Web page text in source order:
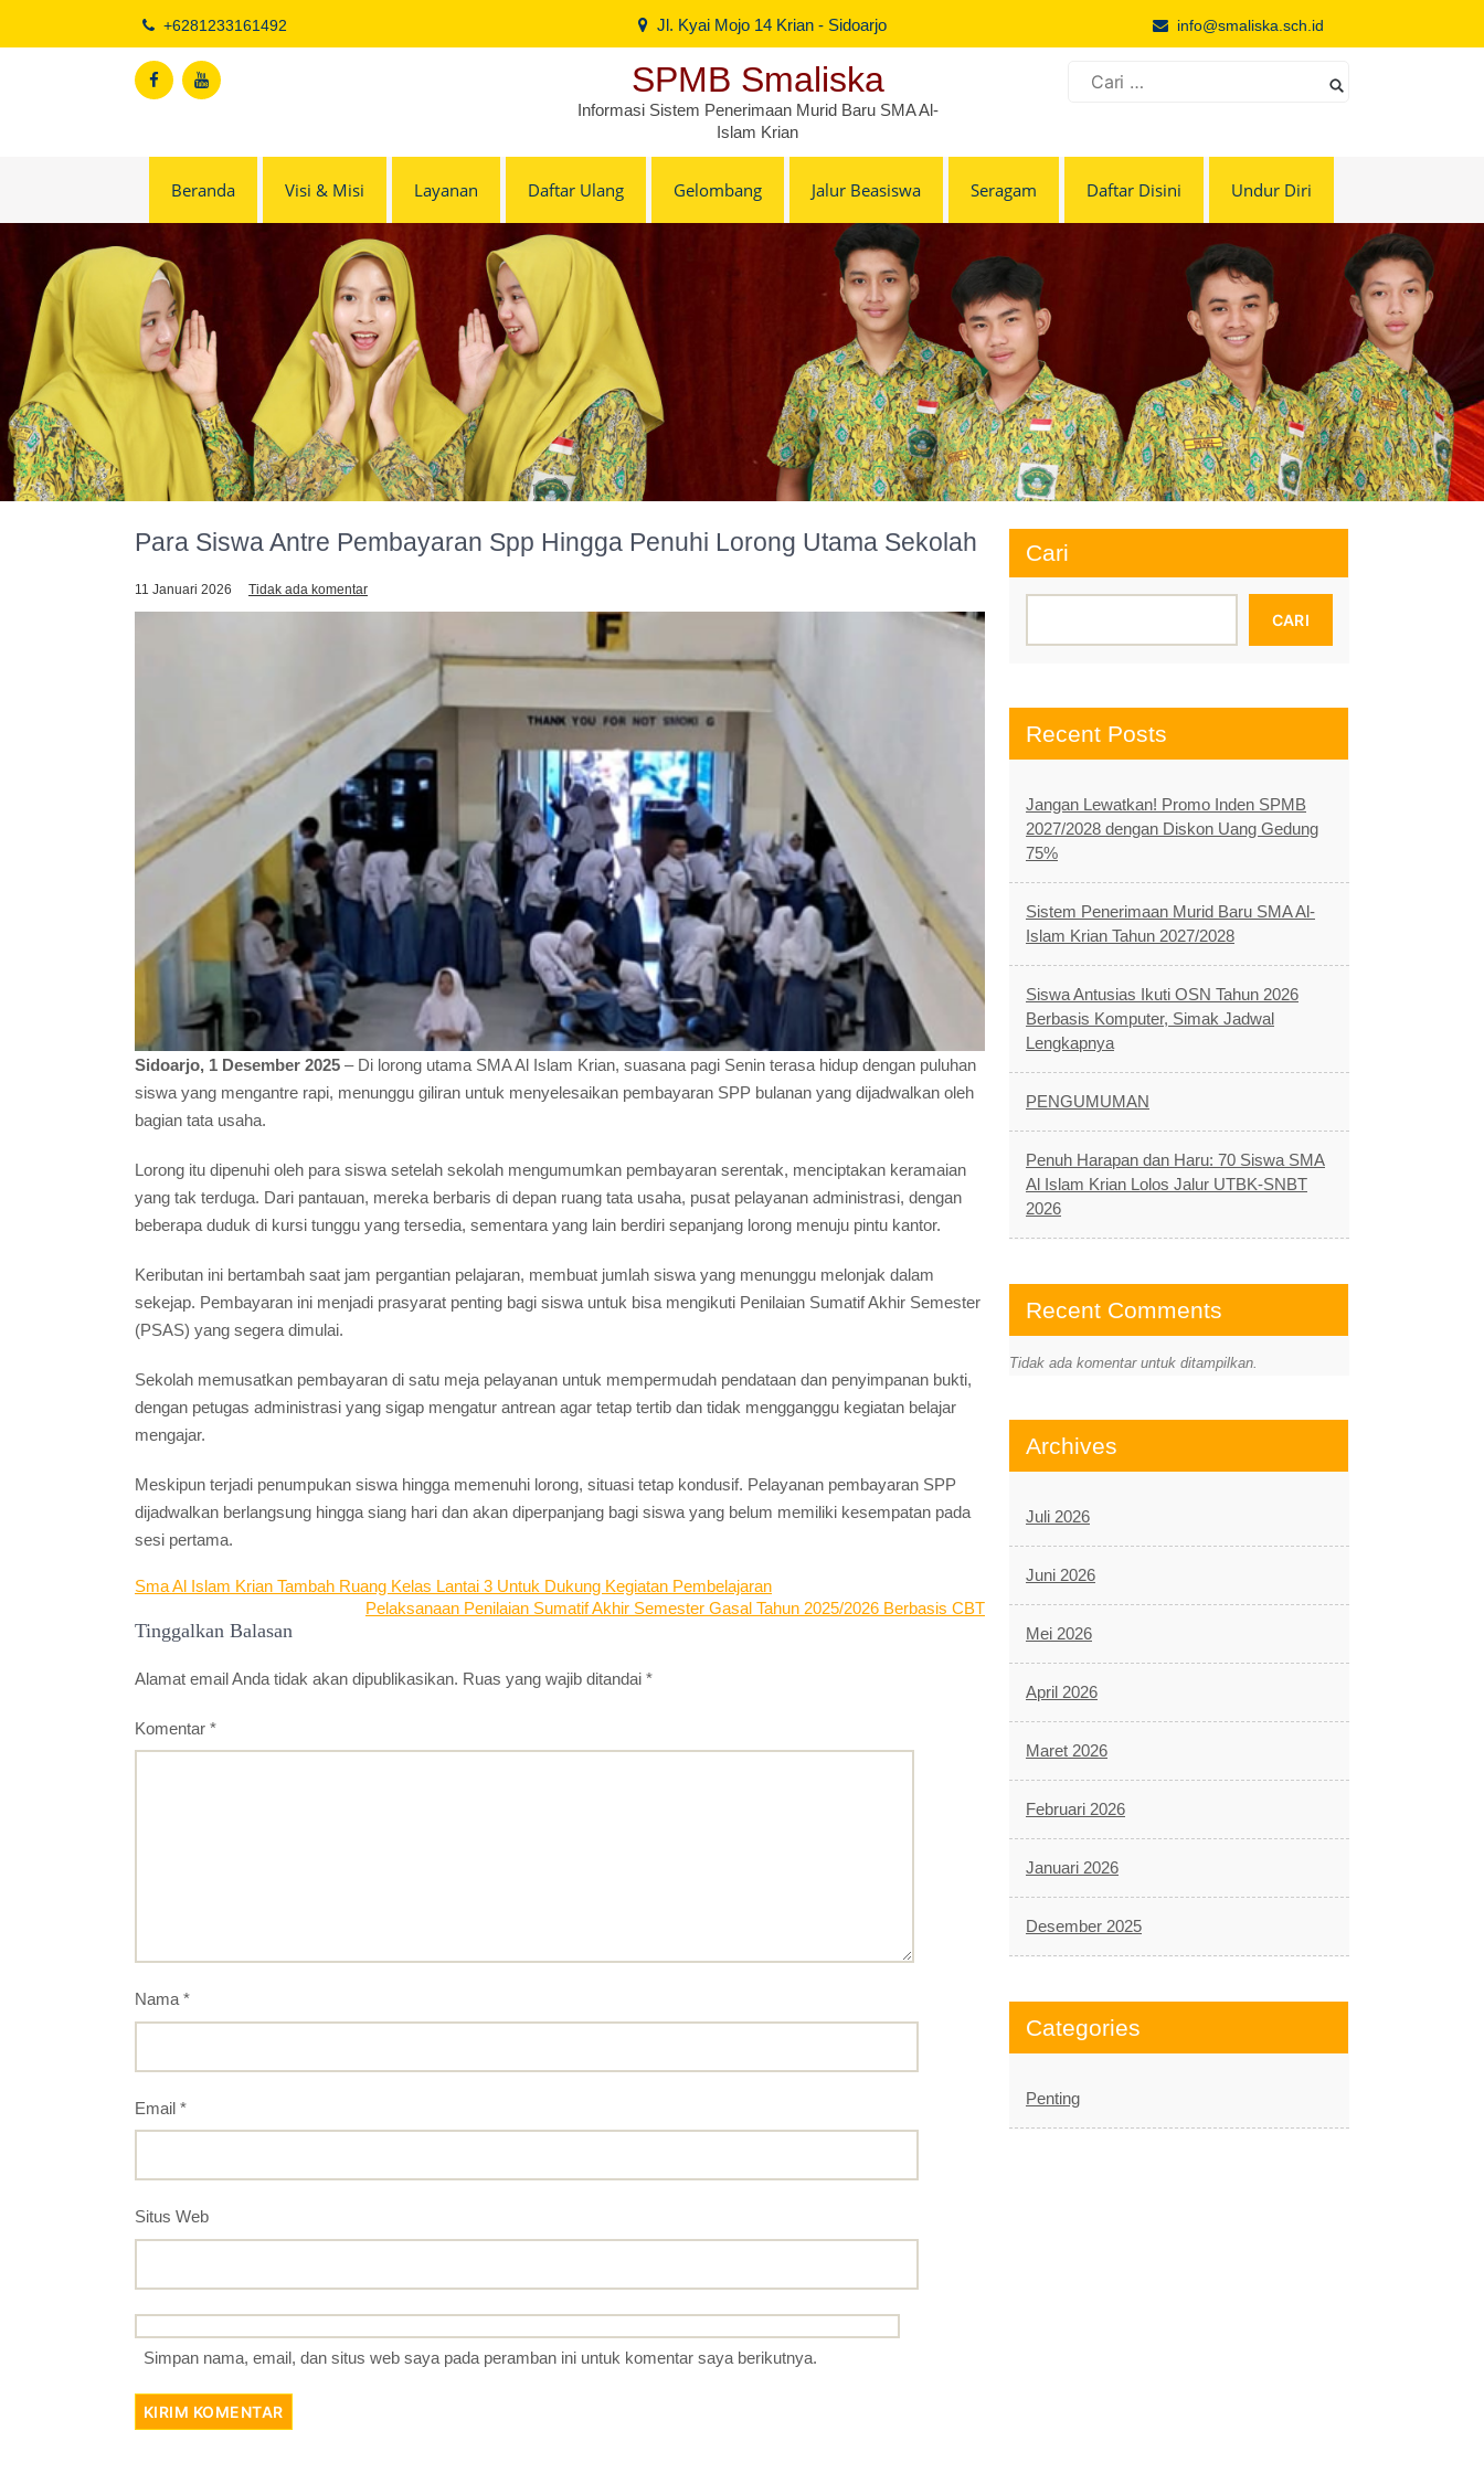
content
+6281233161492 Jl. Kyai Mojo 14 Krian - Sidoarjo info@smaliska.sch.id
SPMB Smaliska
Informasi Sistem Penerimaan Murid Baru SMA Al-
Islam Krian
Beranda Visi & Misi Layanan Daftar Ulang Gelombang Jalur Beasiswa Seragam Daftar Disini Undur Diri
Para Siswa Antre Pembayaran Spp Hingga Penuhi Lorong Utama Sekolah
11 Januari 2026 Tidak ada komentar
Sidoarjo, 1 Desember 2025 – Di lorong utama SMA Al Islam Krian, suasana pagi Senin terasa hidup dengan puluhan
siswa yang mengantre rapi, menunggu giliran untuk menyelesaikan pembayaran SPP bulanan yang dijadwalkan oleh
bagian tata usaha.
Lorong itu dipenuhi oleh para siswa setelah sekolah mengumumkan pembayaran serentak, menciptakan keramaian
yang tak terduga. Dari pantauan, mereka berbaris di depan ruang tata usaha, pusat pelayanan administrasi, dengan
beberapa duduk di kursi tunggu yang tersedia, sementara yang lain berdiri sepanjang lorong menuju pintu kantor.
Keributan ini bertambah saat jam pergantian pelajaran, membuat jumlah siswa yang menunggu melonjak dalam
sekejap. Pembayaran ini menjadi prasyarat penting bagi siswa untuk bisa mengikuti Penilaian Sumatif Akhir Semester
(PSAS) yang segera dimulai.
Sekolah memusatkan pembayaran di satu meja pelayanan untuk mempermudah pendataan dan penyimpanan bukti,
dengan petugas administrasi yang sigap mengatur antrean agar tetap tertib dan tidak mengganggu kegiatan belajar
mengajar.
Meskipun terjadi penumpukan siswa hingga memenuhi lorong, situasi tetap kondusif. Pelayanan pembayaran SPP
dijadwalkan berlangsung hingga siang hari dan akan diperpanjang bagi siswa yang belum memiliki kesempatan pada
sesi pertama.
Navigasi
pos
Sma Al Islam Krian Tambah Ruang Kelas Lantai 3 Untuk Dukung Kegiatan Pembelajaran
Pelaksanaan Penilaian Sumatif Akhir Semester Gasal Tahun 2025/2026 Berbasis CBT
Tinggalkan Balasan
Alamat email Anda tidak akan dipublikasikan. Ruas yang wajib ditandai *
Komentar *
Nama *
Email *
Situs Web
Simpan nama, email, dan situs web saya pada peramban ini untuk komentar saya berikutnya.
Cari
CARI
Recent Posts
Jangan Lewatkan! Promo Inden SPMB
2027/2028 dengan Diskon Uang Gedung
75%
Sistem Penerimaan Murid Baru SMA Al-
Islam Krian Tahun 2027/2028
Siswa Antusias Ikuti OSN Tahun 2026
Berbasis Komputer, Simak Jadwal
Lengkapnya
PENGUMUMAN
Penuh Harapan dan Haru: 70 Siswa SMA
Al Islam Krian Lolos Jalur UTBK-SNBT
2026
Recent Comments
Tidak ada komentar untuk ditampilkan.
Archives
Juli 2026
Juni 2026
Mei 2026
April 2026
Maret 2026
Februari 2026
Januari 2026
Desember 2025
Categories
Penting